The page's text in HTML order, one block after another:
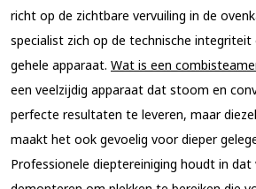
richt op de zichtbare vervuiling in de
specialist zich op de technische integriteit
gehele apparaat. Wat is een
een veelzijdig apparaat dat stoom en
perfecte resultaten te leveren, maar
maakt het ook gevoelig voor dieper
Professionele dieptereiniging houdt in